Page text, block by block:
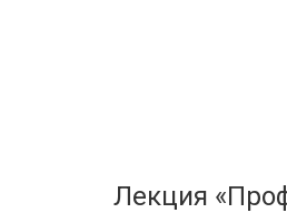
Лекция